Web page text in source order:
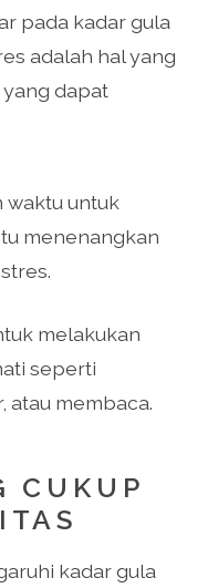
pada kadar gula
adalah hal yang
dapat
waktu untuk
menenangkan
melakukan
seperti
atau membaca.
CUKUP
kadar gula